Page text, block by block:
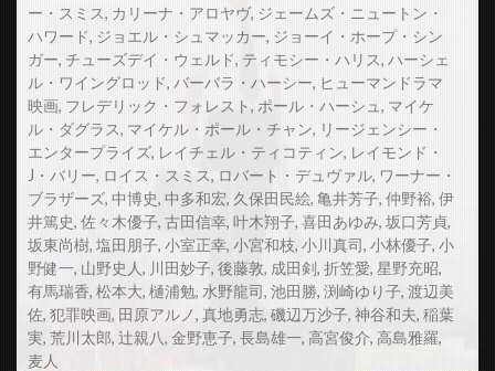
ジョルジオ・モロダー
ジョルジュ・ベルマン
ジョルジョ・カンタリーニ
ジョン・A・アロンゾ
ジョン・C・マッギンリー
ジョン・C・ライリー
ジョン・J・ケリー
ジョン・L・ラッセル
ジョン・W・キャンベル
ジョン・アンダーソン
ジョン・ウィリアムス
ジョン・ウィリアムズ
ジョン・ウォーターズ
ジョン・エイブラハムズ
ジョン・オットマン
ー・スミス, カリーナ・アロヤヴ, ジェームズ・ニュートン・
ハワード, ジョエル・シュマッカー, ジョーイ・ホープ・シン
ガー, チューズデイ・ウェルド, ティモシー・ハリス, ハーシェ
ル・ワイングロッド, バーバラ・ハーシー, ヒューマンドラマ
映画, フレデリック・フォレスト, ポール・ハーシュ , マイケ
ル・ダグラス, マイケル・ポール・チャン, リージェンシー・
エンタープライズ, レイチェル・ティコティン, レイモンド・
J・バリー, ロイス・スミス, ロバート・デュヴァル, ワーナー・
ブラザーズ, 中博史, 中多和宏, 久保田民絵, 亀井芳子, 仲野裕, 伊
井篤史, 佐々木優子, 古田信幸, 叶木翔子, 喜田あゆみ, 坂口芳貞,
坂東尚樹, 塩田朋子, 小室正幸, 小宮和枝, 小川真司, 小林優子, 小
野健一, 山野史人, 川田妙子, 後藤敦, 成田剣, 折笠愛, 星野充昭,
有馬瑞香, 松本大, 樋浦勉, 水野龍司, 池田勝, 渕崎ゆり子, 渡辺美
佐, 犯罪映画, 田原アルノ, 真地勇志, 磯辺万沙子, 神谷和夫, 稲葉
実, 荒川太郎, 辻親八, 金野恵子, 長島雄一, 高宮俊介, 高島雅羅,
麦人